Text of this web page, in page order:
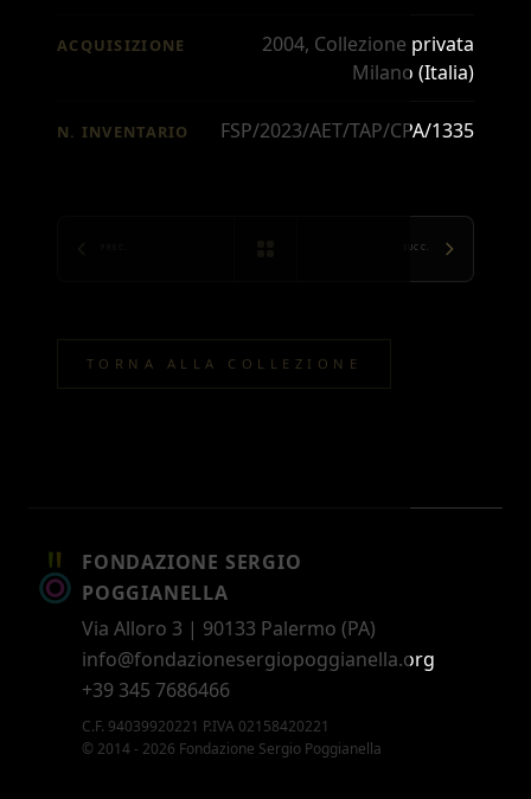
ACQUISIZIONE
2004, Collezione privata
Milano (Italia)
N. INVENTARIO FSP/2023/AET/TAP/CPA/1335
SUCC.
TORNA ALLA COLLEZIONE
FONDAZIONE SERGIO
POGGIANELLA
Via Alloro 3 | 90133 Palermo (PA)
info@fondazionesergiopoggianella.org
+39 345 7686466
C.F. 94039920221 P.IVA 02158420221
© 2014 - 2026 Fondazione Sergio Poggianella